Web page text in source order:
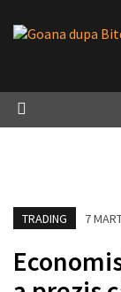
TRADING 7